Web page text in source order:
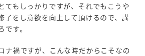
てもしっかりですが、それでもこうや
了をし意欲を向上して頂けるので、講
す。
ナ禍ですが、こんな時だからこそなの